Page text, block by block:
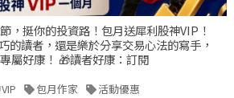
，挺你的投資路！包月送犀利股神VIP！
的讀者，還是樂於分享交易心法的寫手，
屬好康！ 🎁讀者好康：訂閱
包月作家 活動優惠